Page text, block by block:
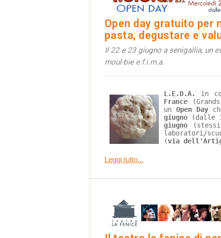
Open day gratuito per
pasta, degustare e
Il 22 e 23 giugno a senigallia, un
moul-bie e f.i.m.a.
L.E.D.A.
in
France
un Open Day
giugno (dalle
giugno
laboratori/
(via
Leggi tutto...